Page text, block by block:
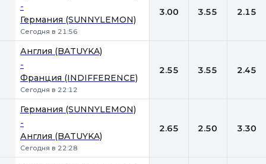
-
Германия (SUNNYLEMON)
Сегодня в 21:56
3.00 3.55 2.15
Англия (BATUYKA)
-
Франция (INDIFFERENCE)
Сегодня в 22:12
2.55 3.55 2.45
Германия (SUNNYLEMON)
-
Англия (BATUYKA)
Сегодня в 22:28
2.65 2.50 3.30